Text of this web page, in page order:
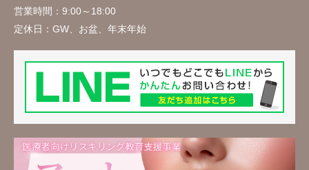
営業時間： 9:00～18:00
定休日： GW、お盆、年末年始